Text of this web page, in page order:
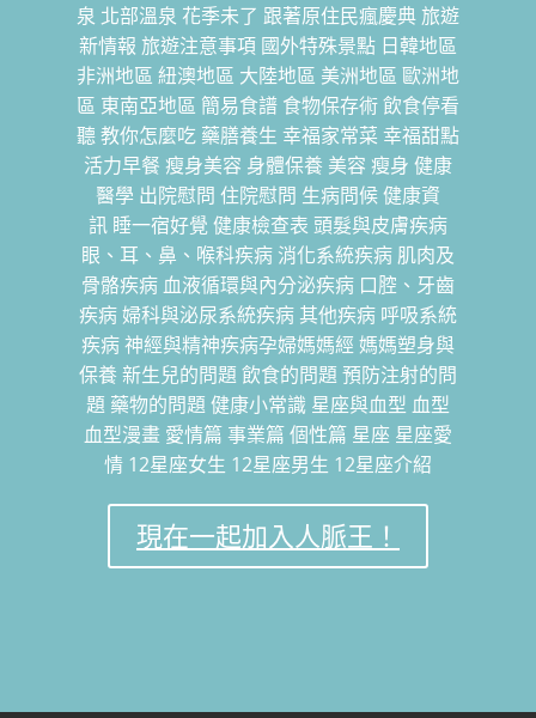
泉 北部溫泉 花季未了 跟著原住民瘋慶典 旅遊
新情報 旅遊注意事項 國外特殊景點 日韓地區
非洲地區 紐澳地區 大陸地區 美洲地區 歐洲地
區 東南亞地區 簡易食譜 食物保存術 飲食停看
聽 教你怎麼吃 藥膳養生 幸福家常菜 幸福甜點
活力早餐 瘦身美容 身體保養 美容 瘦身 健康
醫學 出院慰問 住院慰問 生病問候 健康資
訊 睡一宿好覺 健康檢查表 頭髮與皮膚疾病
眼、耳、鼻、喉科疾病 消化系統疾病 肌肉及
骨骼疾病 血液循環與內分泌疾病 口腔、牙齒
疾病 婦科與泌尿系統疾病 其他疾病 呼吸系統
疾病 神經與精神疾病孕婦媽媽經 媽媽塑身與
保養 新生兒的問題 飲食的問題 預防注射的問
題 藥物的問題 健康小常識 星座與血型 血型
血型漫畫 愛情篇 事業篇 個性篇 星座 星座愛
情 12星座女生 12星座男生 12星座介紹
現在一起加入人脈王！